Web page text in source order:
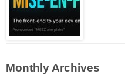
Monthly Archives